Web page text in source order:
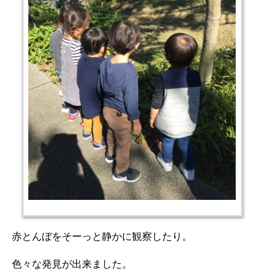
赤とんぼをそーっと静かに観察したり。
色々な発見が出来ました。